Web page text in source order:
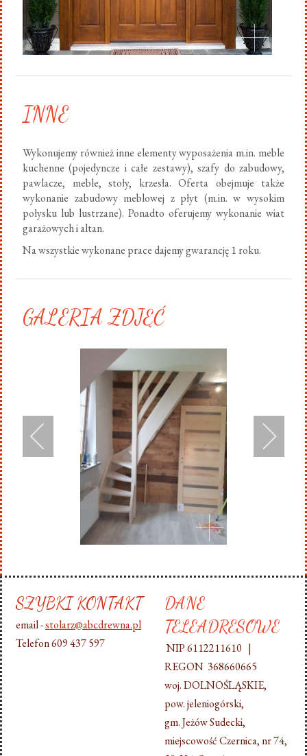
INNE
Wykonujemy również inne elementy wyposażenia m.in. meble
kuchenne (pojedyncze i całe zestawy), szafy do zabudowy,
pawlacze, meble, stoły, krzesła. Oferta obejmuje także
wykonanie zabudowy meblowej z płyt (m.in. w wysokim
połysku lub lustrzane). Ponadto oferujemy wykonanie wiat
garażowych i altan.
Na wszystkie wykonane prace dajemy gwarancję 1 roku.
GALERIA ZDJĘĆ
SZYBKI KONTAKT
email -stolarz@abcdrewna.pl
Telefon 609 437 597
DANE
TELEADRESOWE
NIP 6112211610 |
REGON 368660665
woj. DOLNOŚLĄSKIE,
pow. jeleniogórski,
gm. Jeżów Sudecki,
miejscowość Czernica, nr 74,